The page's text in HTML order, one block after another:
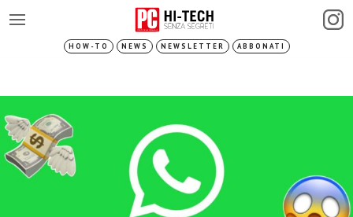
HOW-TO NEWS NEWSLETTER ABBONATI